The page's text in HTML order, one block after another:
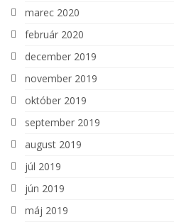
marec 2020
február 2020
december 2019
november 2019
október 2019
september 2019
august 2019
júl 2019
jún 2019
máj 2019